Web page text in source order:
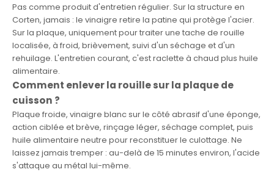
Pas comme produit d'entretien régulier. Sur la structure en
Corten, jamais : le vinaigre retire la patine qui protège l'acier.
Sur la plaque, uniquement pour traiter une tache de rouille
localisée, à froid, brièvement, suivi d'un séchage et d'un
rehuilage. L'entretien courant, c'est raclette à chaud plus huile
alimentaire.
Comment enlever la rouille sur la plaque de
cuisson ?
Plaque froide, vinaigre blanc sur le côté abrasif d'une éponge,
action ciblée et brève, rinçage léger, séchage complet, puis
huile alimentaire neutre pour reconstituer le culottage. Ne
laissez jamais tremper : au-delà de 15 minutes environ, l'acide
s'attaque au métal lui-même.